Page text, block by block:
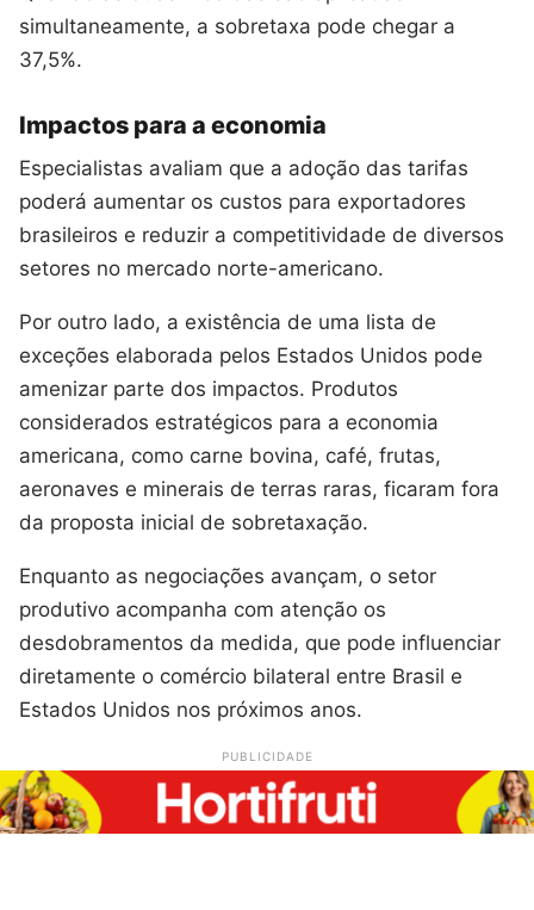
simultaneamente, a sobretaxa pode chegar a
37,5%.
Impactos para a economia
Especialistas avaliam que a adoção das tarifas
poderá aumentar os custos para exportadores
brasileiros e reduzir a competitividade de diversos
setores no mercado norte-americano.
Por outro lado, a existência de uma lista de
exceções elaborada pelos Estados Unidos pode
amenizar parte dos impactos. Produtos
considerados estratégicos para a economia
americana, como carne bovina, café, frutas,
aeronaves e minerais de terras raras, ficaram fora
da proposta inicial de sobretaxação.
Enquanto as negociações avançam, o setor
produtivo acompanha com atenção os
desdobramentos da medida, que pode influenciar
diretamente o comércio bilateral entre Brasil e
Estados Unidos nos próximos anos.
PUBLICIDADE